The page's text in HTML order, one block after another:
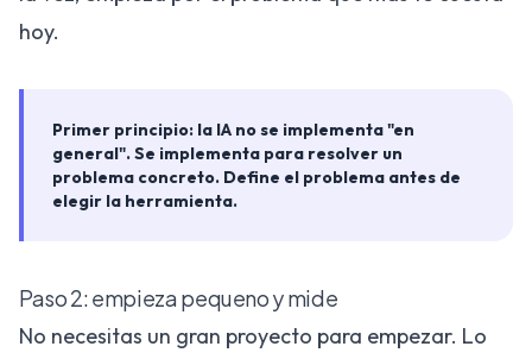
hoy.
Primer principio: la IA no se implementa "en
general". Se implementa para resolver un
problema concreto. Define el problema antes de
elegir la herramienta.
Paso 2: empieza pequeno y mide
No necesitas un gran proyecto para empezar. Lo